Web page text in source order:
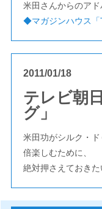
米田さんからのア
◆マガジンハウス「
2011/01/18
テレビ朝
グ」
米田功がシルク・
倍楽しむために、
絶対押さえておきた